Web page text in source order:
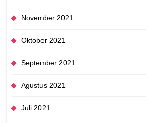
November 2021
Oktober 2021
September 2021
Agustus 2021
Juli 2021